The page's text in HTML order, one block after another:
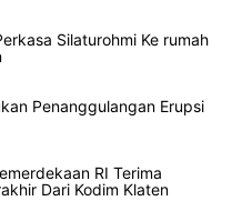
Silaturohmi Ke rumah
Penanggulangan Erupsi
RI Terima
Dari Kodim Klaten